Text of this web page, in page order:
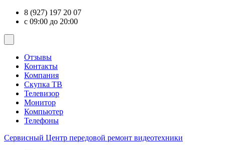
8 (927) 197 20 07
с 09:00 до 20:00
Отзывы
Контакты
Компания
Скупка ТВ
Телевизор
Монитор
Компьютер
Телефоны
Сервисный Центр передовой ремонт видеотехники